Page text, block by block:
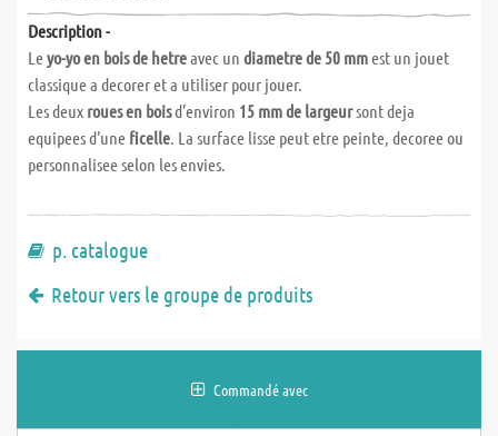
Description -
Leyo-yo en bois de hetreavec un diametre de 50 mmest un jouet
classique a decorer et a utiliser pour jouer.
Les deux roues en boisd’environ 15 mm de largeursont deja
equipees d’une ficelle. La surface lisse peut etre peinte, decoree ou
personnalisee selon les envies.
p. catalogue
Retour vers le groupe de produits
Commandé avec